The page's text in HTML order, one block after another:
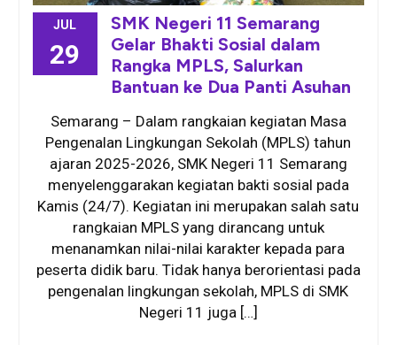
JUL
29
SMK Negeri 11 Semarang
Gelar Bhakti Sosial dalam
Rangka MPLS, Salurkan
Bantuan ke Dua Panti Asuhan
Semarang – Dalam rangkaian kegiatan Masa
Pengenalan Lingkungan Sekolah (MPLS) tahun
ajaran 2025-2026, SMK Negeri 11 Semarang
menyelenggarakan kegiatan bakti sosial pada
Kamis (24/7). Kegiatan ini merupakan salah satu
rangkaian MPLS yang dirancang untuk
menanamkan nilai-nilai karakter kepada para
peserta didik baru. Tidak hanya berorientasi pada
pengenalan lingkungan sekolah, MPLS di SMK
Negeri 11 juga […]